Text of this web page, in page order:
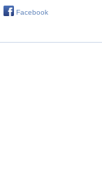
Facebook